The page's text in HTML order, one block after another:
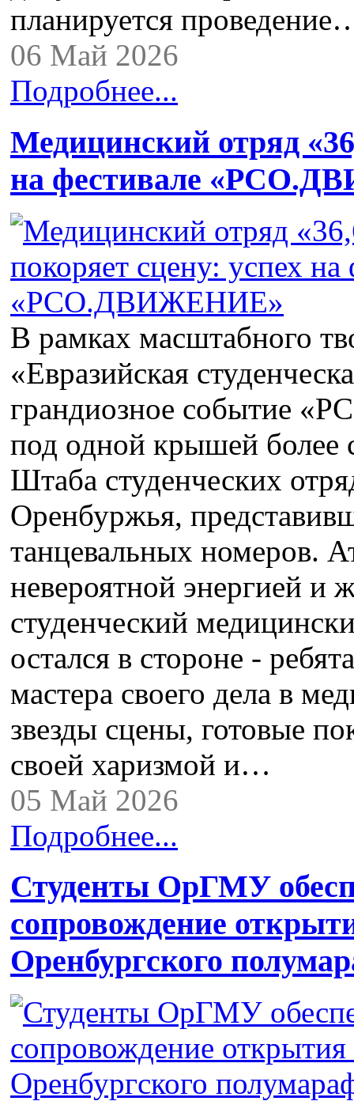
планируется
06 Май 2026
Подробнее...
Медицинский отряд
на фестивале
В рамках масштабного
«Евразийская
грандиозное событие
под одной крышей более
Штаба студенческих
Оренбуржья,
танцевальных номеров.
невероятной энергией и
студенческий
остался в стороне -
мастера своего дела в
звезды сцены, готовые
своей харизмой и…
05 Май 2026
Подробнее...
Студенты ОрГМУ
сопровождение
Оренбургского